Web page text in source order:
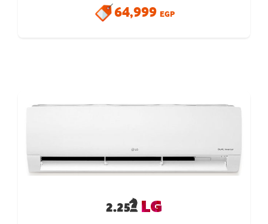
تقوم بتوفير الطاقه بنسبة 60%
64,999 EGP
LG